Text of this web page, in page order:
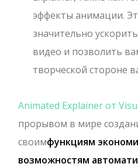
эффекты анимации.
значительно
видео и позволить
творческой стороне
Animated Explainer от
прорывом в мире
своимфункциям
возможностям